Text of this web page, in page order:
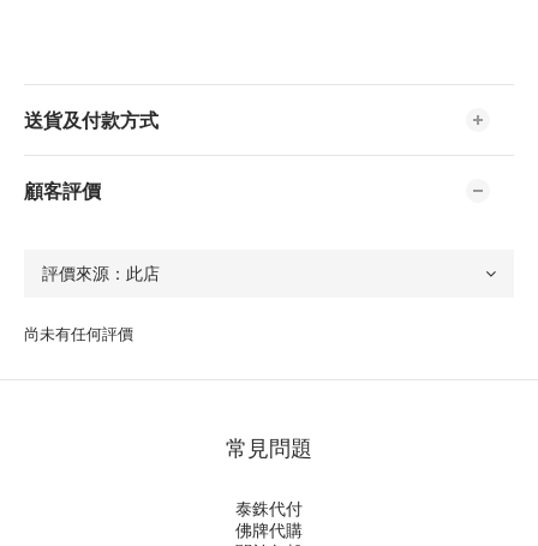
送貨及付款方式
顧客評價
尚未有任何評價
常見問題
泰銖代付
佛牌代購